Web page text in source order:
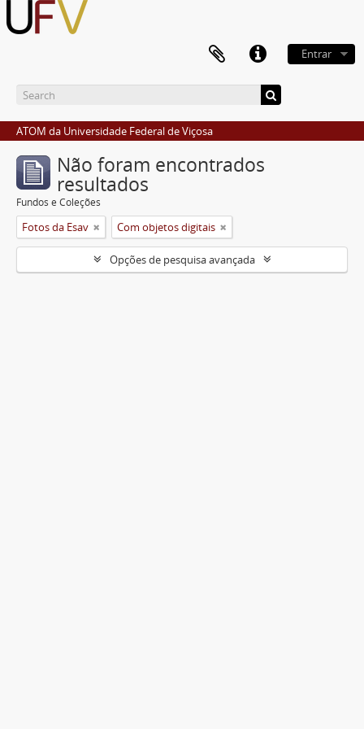
Entrar
ATOM da Universidade Federal de Viçosa
Não foram encontrados
resultados
Fundos e Coleções
Fotos da Esav Com objetos digitais
Opções de pesquisa avançada